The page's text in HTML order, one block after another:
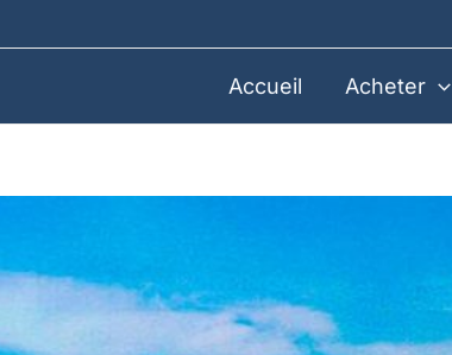
Accueil Acheter